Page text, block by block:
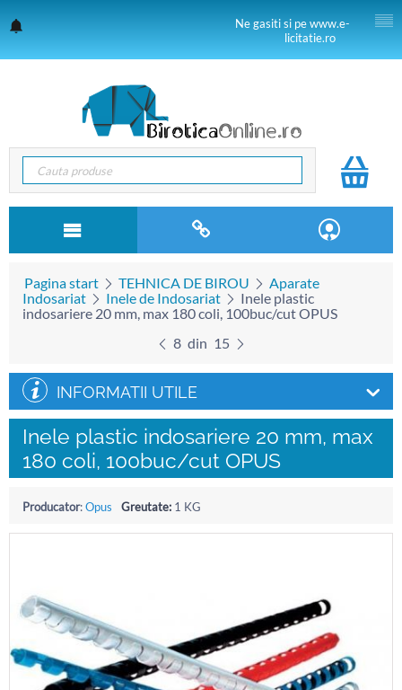
Ne gasiti si pe www.e-
licitatie.ro
Pagina start TEHNICA DE BIROU
Aparate
Indosariat
Inele de Indosariat
Inele plastic
indosariere 20 mm, max 180 coli, 100buc/cut OPUS
8 din 15
INFORMATII UTILE
Inele plastic indosariere 20 mm, max
180 coli, 100buc/cut OPUS
Producator:Opus Greutate: 1 KG